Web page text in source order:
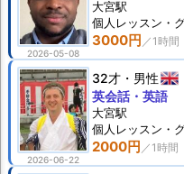
2026-05-08
3000円
大宮駅
個人 レッスン ・
2026-06-22
32才 男性
2000円
英会話・英語
大宮駅
個人 レッスン ・